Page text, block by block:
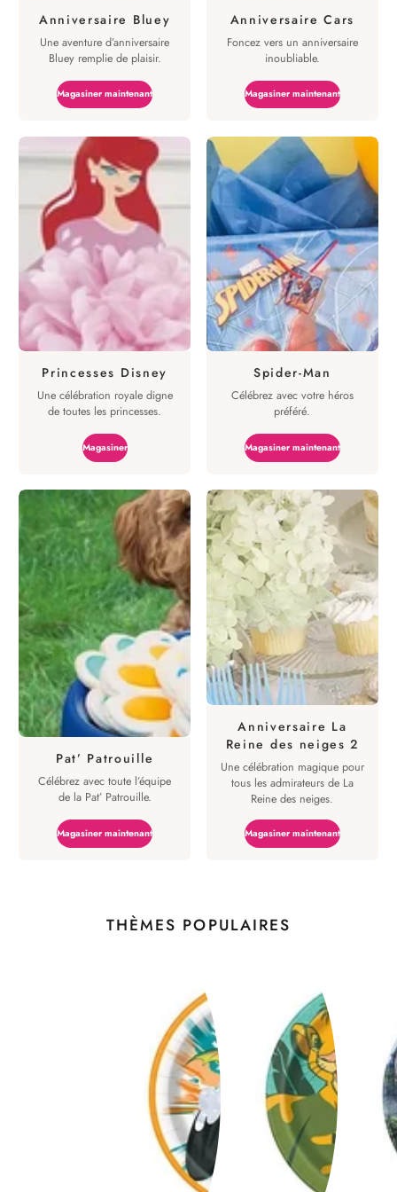
Anniversaire Bluey
Une aventure d’anniversaire
Bluey remplie de plaisir.
Magasiner maintenant
Anniversaire Cars
Foncez vers un anniversaire
inoubliable.
Magasiner maintenant
Princesses Disney
Une célébration royale digne
de toutes les princesses.
Magasiner
Spider-Man
Célébrez avec votre héros
préféré.
Magasiner maintenant
Pat’ Patrouille
Célébrez avec toute l’équipe
de la Pat’ Patrouille.
Magasiner maintenant
Anniversaire La
Reine des neiges 2
Une célébration magique pour
tous les admirateurs de La
Reine des neiges.
Magasiner maintenant
THÈMES POPULAIRES